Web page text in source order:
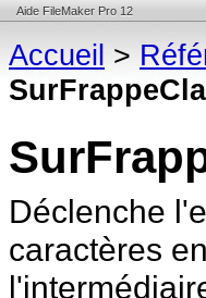
Aide FileMaker Pro 12
Accueil >
Déclenche
caractères